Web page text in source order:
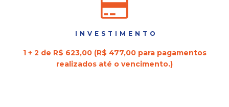
INVESTIMENTO
1 + 2 de R$ 623,00 (R$ 477,00 para pagamentos
realizados até o vencimento.)